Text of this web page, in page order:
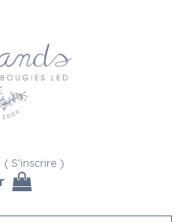
( S'inscrire )